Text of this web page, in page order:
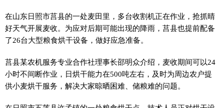
在山东日照市莒县的一处麦田里，多台收割机正在作业，抢抓晴
好天气开展麦收。为应对后期可能出现的降雨，莒县也提前配备
了26台大型粮食烘干设备，做好应急准备。
莒县某农机服务专业合作社理事长邵明众介绍，麦收期间可以24
小时不间断作业，日烘干能力在500吨左右，及时为周边农户提
供小麦烘干服务，解决大家晾晒困难、储粮难的问题。